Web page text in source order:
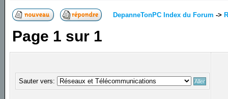
DepanneTonPC Index du Forum ->
Page 1 sur 1
Sauter vers: